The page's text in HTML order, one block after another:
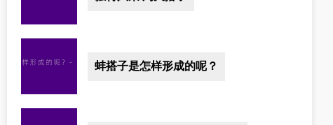
蚌搭子是怎样形成的呢？